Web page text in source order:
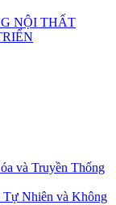
NỘI THẤT
và Truyền Thống
Nhiên và Không